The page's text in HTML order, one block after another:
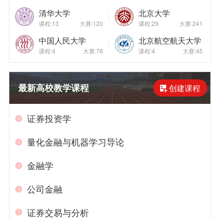
清华大学
课程:13 大赛:120
北京大学
课程:29 大赛:241
中国人民大学
课程:4 大赛:76
北京航空航天大学
课程:4 大赛:45
最新高校教学课程 创建课程
证券投资学
量化金融与机器学习导论
金融学
公司金融
证券交易与分析